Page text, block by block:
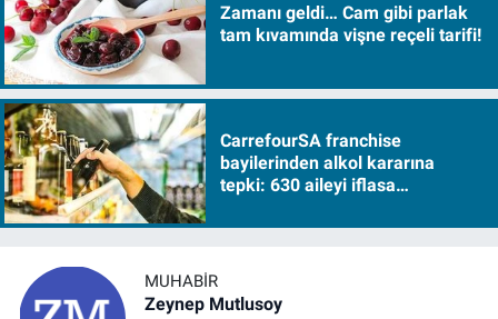
Zamanı geldi… Cam gibi parlak
tam kıvamında vişne reçeli tarifi!
CarrefourSA franchise
bayilerinden alkol kararına
tepki: 630 aileyi iflasa
MUHABIR
Zeynep Mutlusoy